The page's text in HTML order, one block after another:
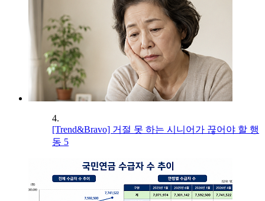
4.
[Trend&Bravo] 거절 못 하는 시니어가 끊어야 할 행
동 5